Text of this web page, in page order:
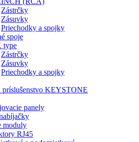
Zástrčky
Zásuvky
Priechodky a spojky
spoje
type
Zástrčky
Zásuvky
Priechodky a spojky
príslušenstvo KEYSTONE
panely
moduly
RJ45